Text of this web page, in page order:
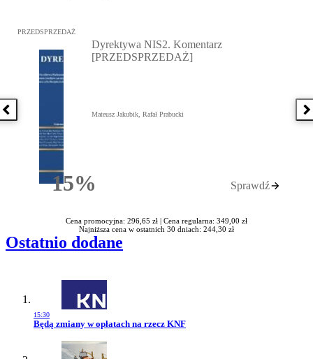
Poprzednia książka
Przejdź do: Dyrektywa NIS2. Komentarz [PRZEDSPRZEDAŻ],
PRZEDSPRZEDAŻ
15%Rabatu
Dyrektywa NIS2. Komentarz
[PRZEDSPRZEDAŻ]
Mateusz Jakubik, Rafał Prabucki
Sprawdź
Cena promocyjna: 296,65 zł | Cena regularna: 349,00 zł
Najniższa cena w ostatnich 30 dniach: 244,30 zł
Ostatnio dodane
15:30
Przejdź do artykułu:
Będą zmiany w opłatach na rzecz KNF